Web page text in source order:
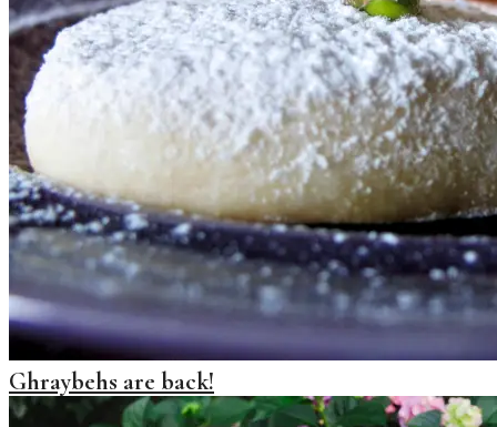
Ghraybehs are back!